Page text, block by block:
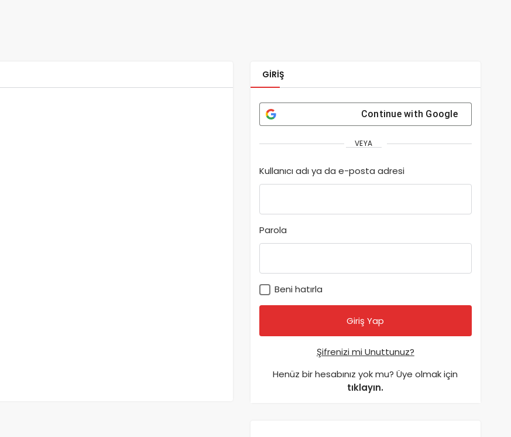
GIRIŞ
Continue with Google
VEYA
Kullanıcı adı ya da e-posta adresi
Parola
Beni hatırla
Şifrenizi mi Unuttunuz?
Henüz bir hesabınız yok mu? Üye olmak için
tıklayın.